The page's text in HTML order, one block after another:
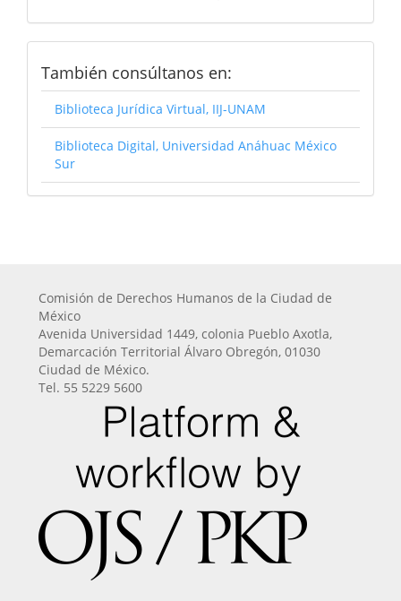
Consultanos
También consúltanos en:
Biblioteca Jurídica Virtual, IIJ-UNAM
Biblioteca Digital, Universidad Anáhuac México
Sur
Comisión de Derechos Humanos de la Ciudad de
México
Avenida Universidad 1449, colonia Pueblo Axotla,
Demarcación Territorial Álvaro Obregón, 01030
Ciudad de México.
Tel. 55 5229 5600